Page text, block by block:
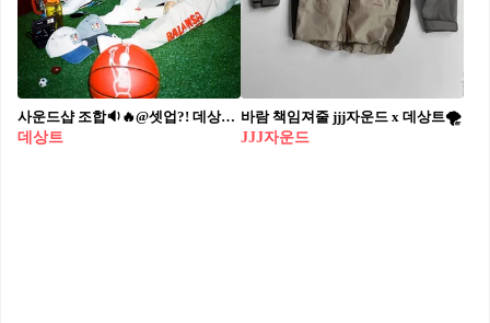
사운드샵 조합🔉🔥@셋업?! 데상트 x 발란사 '명랑' 스포츠팩⚽🏀 #광고
데상트
바람 책임져줄 jjj자운드 x 데상트🌪️
JJJ자운드